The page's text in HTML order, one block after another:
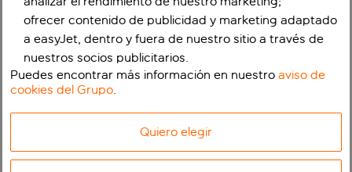
ofrecer contenido de publicidad y marketing adaptado
a easyJet, dentro y fuera de nuestro sitio a través de
nuestros socios publicitarios.
Puedes encontrar más información en nuestroaviso de
cookies del Grupo.
Quiero elegir